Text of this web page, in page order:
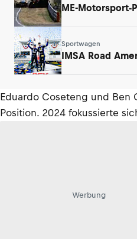
ME-Motorsport-
Sportwagen
IMSA Road
Eduardo Coseteng und Ben
Position. 2024 fokussierte
Werbung